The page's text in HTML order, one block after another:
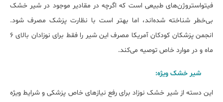
فیتواستروژن‌های طبیعی است که اگرچه در مقادیر موجود در شیر خشک
بی‌خطر شناخته شده‌اند، اما بهتر است با نظارت پزشک مصرف شود.
انجمن پزشکان کودکان آمریکا مصرف این شیر را فقط برای نوزادان بالای 6
ماه و در موارد خاص توصیه می‌کند.
شیر خشک‌ ویژه:
این دسته از شیر خشک نوزاد برای رفع نیازهای خاص پزشکی و شرایط ویژه